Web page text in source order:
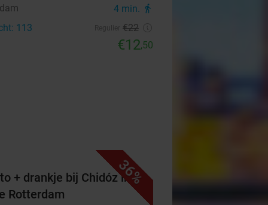
4 min. directions_walk
113 €22
€12,50
36%
+ drankje bij Chidóz in
Rotterdam